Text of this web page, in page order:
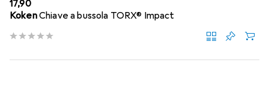
EUR
17,90
KokenChiave a bussola TORX® Impact